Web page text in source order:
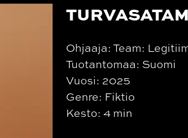
Ohjaaja: Team:
Tuotantomaa: Suomi
Vuosi: 2025
Genre: Fiktio
Kesto: 4 min